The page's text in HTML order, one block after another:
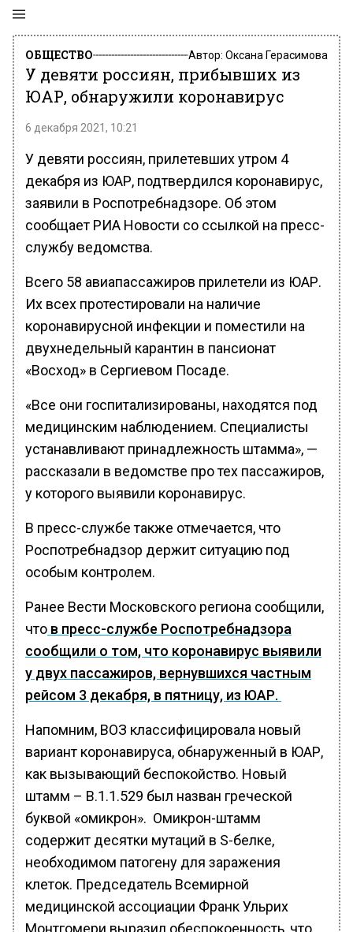
ОБЩЕСТВО Автор: Оксана Герасимова
У девяти россиян, прибывших из
ЮАР, обнаружили коронавирус
6 декабря 2021, 10:21
У девяти россиян, прилетевших утром 4
декабря из ЮАР, подтвердился коронавирус,
заявили в Роспотребнадзоре. Об этом
сообщает РИА Новости со ссылкой на пресс-
службу ведомства.
Всего 58 авиапассажиров прилетели из ЮАР.
Их всех протестировали на наличие
коронавирусной инфекции и поместили на
двухнедельный карантин в пансионат
«Восход» в Сергиевом Посаде.
«Все они госпитализированы, находятся под
медицинским наблюдением. Специалисты
устанавливают принадлежность штамма», —
рассказали в ведомстве про тех пассажиров,
у которого выявили коронавирус.
В пресс-службе также отмечается, что
Роспотребнадзор держит ситуацию под
особым контролем.
Ранее Вести Московского региона сообщили,
что в пресс-службе Роспотребнадзора
сообщили о том, что коронавирус выявили
у двух пассажиров, вернувшихся частным
рейсом 3 декабря, в пятницу, из ЮАР.
Напомним, ВОЗ классифицировала новый
вариант коронавируса, обнаруженный в ЮАР,
как вызывающий беспокойство. Новый
штамм – B.1.1.529 был назван греческой
буквой «омикрон». Омикрон-штамм
содержит десятки мутаций в S-белке,
необходимом патогену для заражения
клеток. Председатель Всемирной
медицинской ассоциации Франк Ульрих
Монтгомери выразил обеспокоенность, что